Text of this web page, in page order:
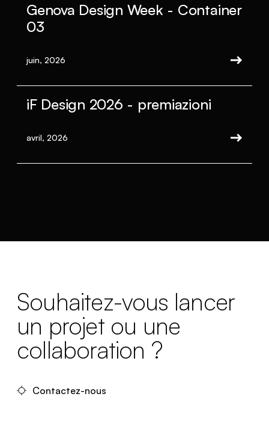
Genova Design Week - Container
03
juin, 2026
iF Design 2026 - premiazioni
avril, 2026
Souhaitez-vous lancer
un projet ou une
collaboration ?
Contactez-nous